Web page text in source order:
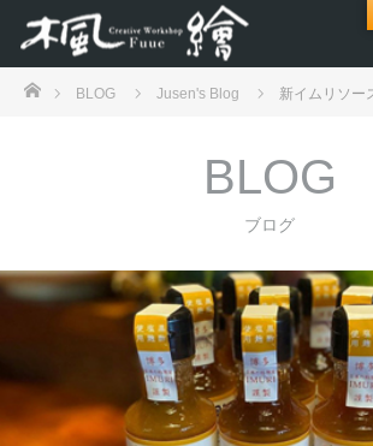
ホームBLOG Jusen's Blog 新イムリソー
BLOG
ブログ